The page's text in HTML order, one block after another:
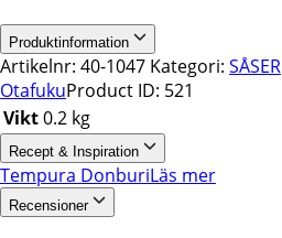
Produktinformation
Artikelnr: 40-1047 Kategori: SÅSER
OtafukuProduct ID: 521
Vikt0.2 kg
Recept & Inspiration
Tempura DonburiLäs mer
Recensioner